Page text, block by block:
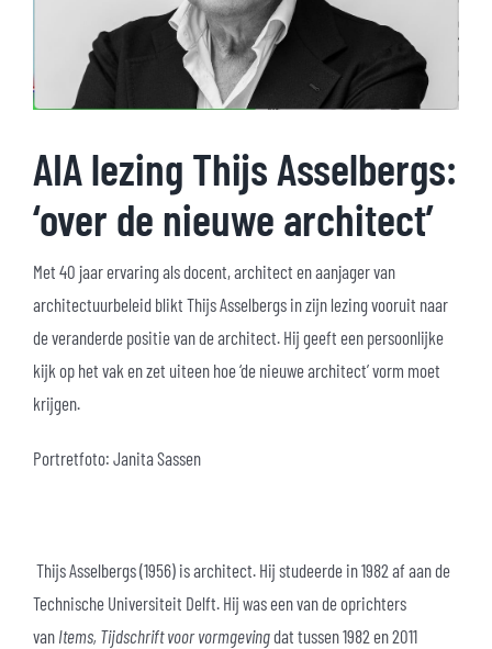
AIA lezing Thijs Asselbergs:
‘over de nieuwe architect’
Met 40 jaar ervaring als docent, architect en aanjager van
architectuurbeleid blikt Thijs Asselbergs in zijn lezing vooruit naar
de veranderde positie van de architect. Hij geeft een persoonlijke
kijk op het vak en zet uiteen hoe ‘de nieuwe architect’ vorm moet
krijgen.
Portretfoto: Janita Sassen
Thijs Asselbergs (1956) is architect. Hij studeerde in 1982 af aan de
Technische Universiteit Delft. Hij was een van de oprichters
van Items, Tijdschrift voor vormgevingdat tussen 1982 en 2011